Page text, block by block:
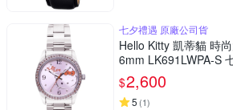
七夕禮遇 原廠公司貨
Hello Kitty 凱蒂貓 時
6mm LK691LWPA-S
$2,600
5 (1)